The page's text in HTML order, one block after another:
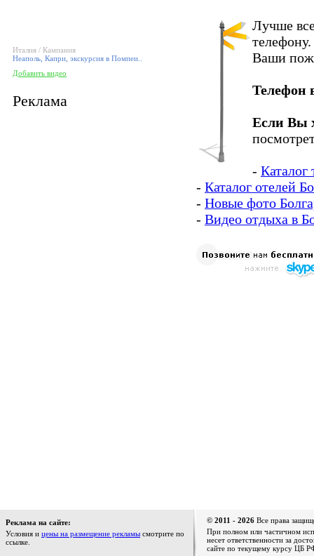
Италия / Кампания
Неаполь, Капри, экскурсия в Помпеи..
Добавить видео
Реклама
Лучше
Ваши
Телефон
Если Вы
- Каталог
- Каталог отелей
- Новые фото
- Видео отдыха в
Реклама на сайте:
Условия и цены на размещение рекламы смотрите по
ссылке.
© 2011 - 2026 Все права
При полном или частичном
несет ответственности за
сайте по текущему курсу ЦБ